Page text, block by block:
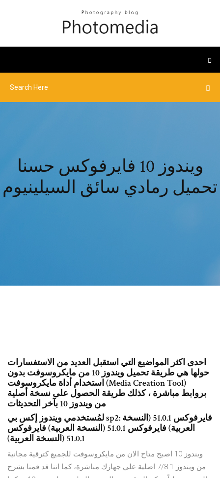
ويندوز 10 فايرفوكس حسنا
تحميل رمادي سائق السيلينيوم
احدى اكثر المواضيع التي استقبل العديد من الاستفسارات
حولها هي طريقة تحميل ويندوز 10 من مايكروسوفت بدون
استخدام أداة مايكروسوفت (Media Creation Tool)
بروابط مباشرة ، كذلك طريقة الحصول على نسخة أصلية
من ويندوز 10 بآخر التحديثات
لمُستخدمي ويندوز إكس بي sp2: فايرفوكس 51.0.1 (النسخة
العربية) فايرفوكس 51.0.1 (النسخة العربية) فايرفوكس
51.0.1 (النسخة العربية)
ويندوز 10 اصبح متاح الان من مايكروسوفت للجميع كترقية مجانية
من ويندوز 7/8.1 اصلية علي جهازك مباشرة، كما اننا قد قمنا بشرح